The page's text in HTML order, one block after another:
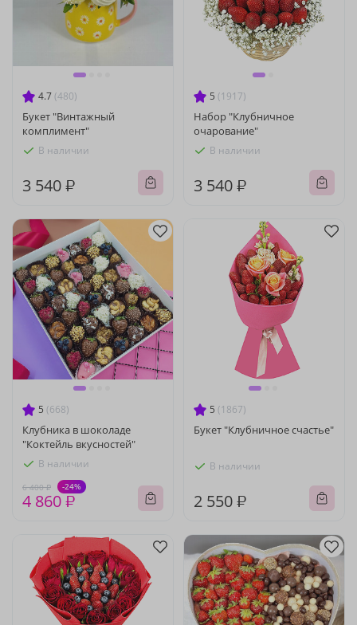
4.7 (480)
Букет "Винтажный
комплимент"
В наличии
3 540 ₽
5 (1917)
Набор "Клубничное
очарование"
В наличии
3 540 ₽
5 (668)
Клубника в шоколаде
"Коктейль вкусностей"
В наличии
6 400 ₽ -24%
4 860 ₽
5 (1867)
Букет "Клубничное счастье"
В наличии
2 550 ₽